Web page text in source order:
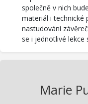
společně v nich
materiál i technické
nastudování
se i jednotlivé
Marie